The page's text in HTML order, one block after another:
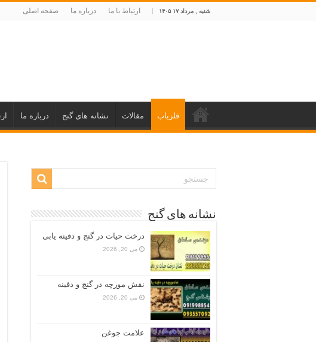
شنبه , مرداد ۱۷ ۱۴۰۵ ارتباط با ما درباره ما صفحه اصلی
فلزیاب مقالات نشانه های گنج درباره ما
نشانه های گنج
درخت حیات در گنج و دفینه یابی
می 20, 2026
نقش مورچه در گنج و دفینه
می 20, 2026
علامت جوغن